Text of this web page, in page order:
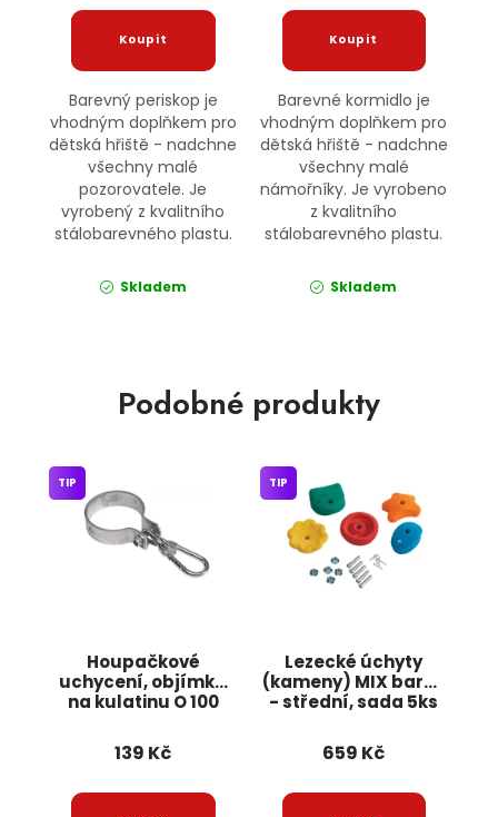
Barevný periskop je
vhodným doplňkem pro
dětská hřiště - nadchne
všechny malé
pozorovatele. Je
vyrobený z kvalitního
stálobarevného plastu.
Skladem
Barevné kormidlo je
vhodným doplňkem pro
dětská hřiště - nadchne
všechny malé
námořníky. Je vyrobeno
z kvalitního
stálobarevného plastu.
Skladem
Podobné produkty
Houpačkové
uchycení, objímka
na kulatinu O 100
TIP
139 Kč
Lezecké úchyty
(kameny) MIX barev
- střední, sada 5ks
TIP
659 Kč